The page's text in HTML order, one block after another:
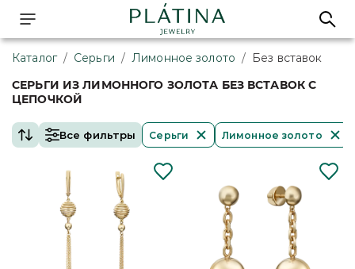
Каталог / Серьги / Лимонное золото / Без вставок
СЕРЬГИ ИЗ ЛИМОННОГО ЗОЛОТА БЕЗ ВСТАВОК С
ЦЕПОЧКОЙ
Все фильтры Серьги Лимонное золото